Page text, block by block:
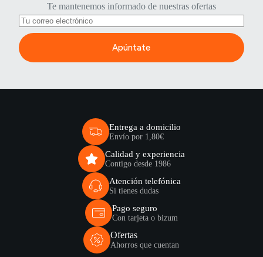
Te mantenemos informado de nuestras ofertas
Apúntate
Entrega a domicilio
Envío por 1,80€
Calidad y experiencia
Contigo desde 1986
Atención telefónica
Si tienes dudas
Pago seguro
Con tarjeta o bizum
Ofertas
Ahorros que cuentan